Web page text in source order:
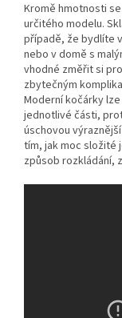
Kromě hmotnosti
určitého modelu.
případě, že bydlíte
nebo v domě s
vhodné změřit si
zbytečným
Moderní kočárky
jednotlivé části,
úschovou
tím, jak moc složité
způsob rozkládání,